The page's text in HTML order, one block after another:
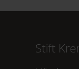
Stift